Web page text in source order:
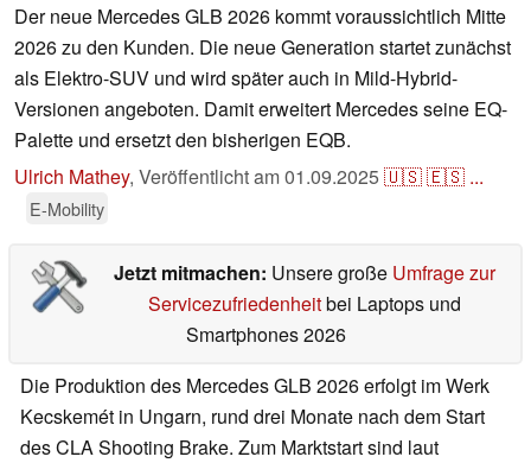
Der neue Mercedes GLB 2026 kommt voraussichtlich Mitte
2026 zu den Kunden. Die neue Generation startet zunächst
als Elektro-SUV und wird später auch in Mild-Hybrid-
Versionen angeboten. Damit erweitert Mercedes seine EQ-
Palette und ersetzt den bisherigen EQB.
Ulrich Mathey, Veröffentlicht am01.09.2025🇺🇸🇪🇸 ...
E-Mobility
Jetzt mitmachen: Unsere große Umfrage zur
Servicezufriedenheitbei Laptops und
Smartphones 2026
Die Produktion des Mercedes GLB 2026 erfolgt im Werk
Kecskemét in Ungarn, rund drei Monate nach dem Start
des CLA Shooting Brake. Zum Marktstart sind laut